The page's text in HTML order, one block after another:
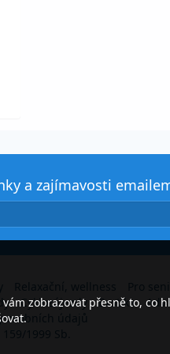
a zajímavosti
Cyklozájezdy Exotika
osobních údajů
zobrazovat přesně to, co